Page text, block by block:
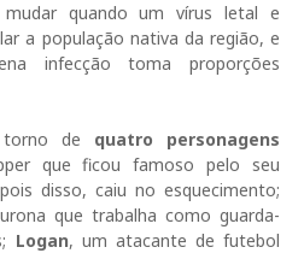
quando um vírus letal e
a população nativa da região, e
infecção toma proporções
de quatro personagens
que ficou famoso pelo seu
disso, caiu no esquecimento;
que trabalha como guarda-
Logan, um atacante de futebol